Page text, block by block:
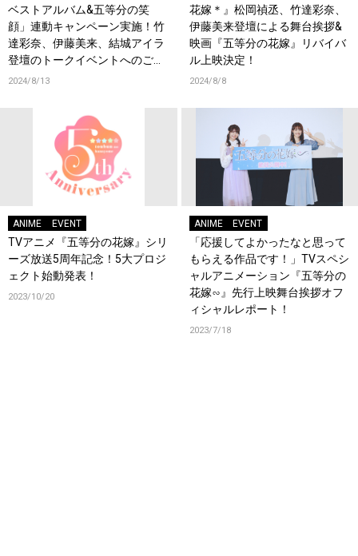
ベストアルバム&五等分の笑
顔」連動キャンペーン実施！竹
達彩奈、伊藤美来、結城アイラ
登壇のトークイベントへのご招
待や豪華景品ゲットのチャン
2024/8/13
花嫁＊』松岡禎丞、竹達彩奈、
伊藤美来登壇による舞台挨拶&
映画『五等分の花嫁』リバイバ
ル上映決定！
2024/8/8
ANIME EVENT
TVアニメ『五等分の花嫁』シリ
ーズ放送5周年記念！5大プロジ
ェクト始動発表！
2023/10/20
ANIME EVENT
「応援してよかったなと思って
もらえる作品です！」TVスペシ
ャルアニメーション『五等分の
花嫁∽』先行上映舞台挨拶オフ
ィシャルレポート！
2023/7/18